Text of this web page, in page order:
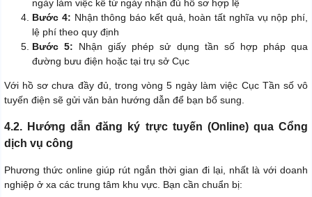
ngày làm việc kể từ ngày nhận đủ hồ sơ hợp lệ
Bước 4: Nhận thông báo kết quả, hoàn tất nghĩa vụ nộp phí,
lệ phí theo quy định
Bước 5: Nhận giấy phép sử dụng tần số hợp pháp qua
đường bưu điện hoặc tại trụ sở Cục
Với hồ sơ chưa đầy đủ, trong vòng 5 ngày làm việc Cục Tần số vô
tuyến điện sẽ gửi văn bản hướng dẫn để bạn bổ sung.
4.2. Hướng dẫn đăng ký trực tuyến (Online) qua Cổng
dịch vụ công
Phương thức online giúp rút ngắn thời gian đi lại, nhất là với doanh
nghiệp ở xa các trung tâm khu vực. Bạn cần chuẩn bị: